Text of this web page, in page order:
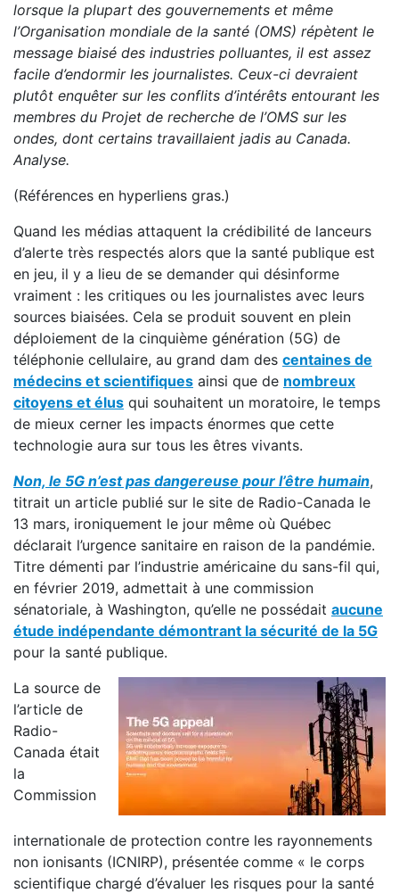
lorsque la plupart des gouvernements et même
l’Organisation mondiale de la santé (OMS) répètent le
message biaisé des industries polluantes, il est assez
facile d’endormir les journalistes. Ceux-ci devraient
plutôt enquêter sur les conflits d’intérêts entourant les
membres du Projet de recherche de l’OMS sur les
ondes, dont certains travaillaient jadis au Canada.
Analyse.
(Références en hyperliens gras.)
Quand les médias attaquent la crédibilité de lanceurs
d’alerte très respectés alors que la santé publique est
en jeu, il y a lieu de se demander qui désinforme
vraiment : les critiques ou les journalistes avec leurs
sources biaisées. Cela se produit souvent en plein
déploiement de la cinquième génération (5G) de
téléphonie cellulaire, au grand dam des centaines de
médecins et scientifiques ainsi que de nombreux
citoyens et élus qui souhaitent un moratoire, le temps
de mieux cerner les impacts énormes que cette
technologie aura sur tous les êtres vivants.
Non, le 5G n’est pas dangereuse pour l’être humain,
titrait un article publié sur le site de Radio-Canada le
13 mars, ironiquement le jour même où Québec
déclarait l’urgence sanitaire en raison de la pandémie.
Titre démenti par l’industrie américaine du sans-fil qui,
en février 2019, admettait à une commission
sénatoriale, à Washington, qu’elle ne possédait aucune
étude indépendante démontrant la sécurité de la 5G
pour la santé publique.
La source de
l’article de
Radio-
Canada était
la
Commission
internationale de protection contre les rayonnements
non ionisants (ICNIRP), présentée comme « le corps
scientifique chargé d’évaluer les risques pour la santé